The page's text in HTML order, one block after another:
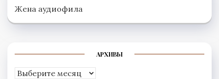
Жена аудиофила
АРХИВЫ
Архивы